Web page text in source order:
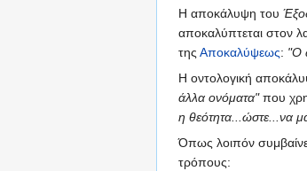
Η αποκάλυψη του
αποκαλύπτεται στον
της Αποκαλύψεως: "Ο
Η οντολογική
άλλα ονόματα"που
η θεότητα...ώστε...να
Όπως λοιπόν
τρόπους: